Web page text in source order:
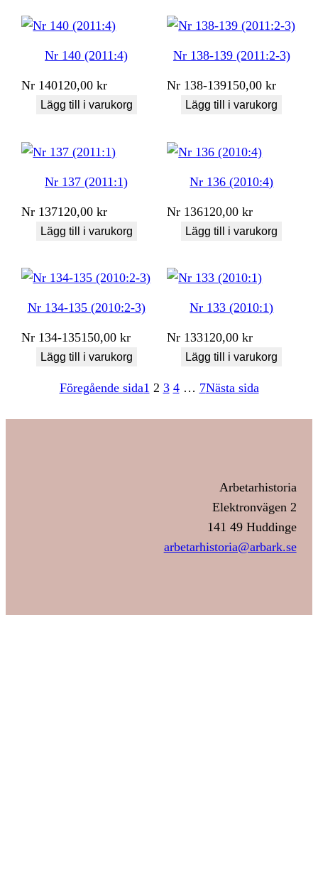
Nr 140 (2011:4)
Nr 140120,00kr
Lägg till i varukorg
Nr 138-139 (2011:2-3)
Nr 138-139150,00kr
Lägg till i varukorg
Nr 137 (2011:1)
Nr 137120,00kr
Lägg till i varukorg
Nr 136 (2010:4)
Nr 136120,00kr
Lägg till i varukorg
Nr 134-135 (2010:2-3)
Nr 134-135150,00kr
Lägg till i varukorg
Nr 133 (2010:1)
Nr 133120,00kr
Lägg till i varukorg
Föregående sida1 2 3 4 … 7Nästa sida
Arbetarhistoria
Elektronvägen 2
141 49 Huddinge
arbetarhistoria@arbark.se